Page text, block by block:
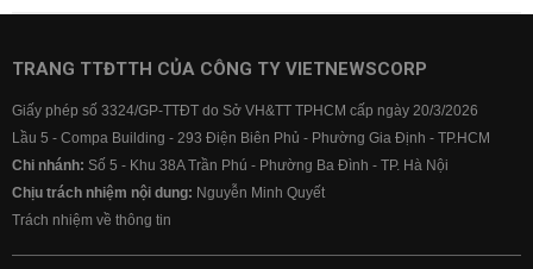
TRANG TTĐTTH CỦA CÔNG TY VIETNEWSCORP
Giấy phép số 3324/GP-TTĐT do Sở VH&TT TPHCM cấp ngày 20/3/2026
Lầu 5 - Compa Building - 293 Điện Biên Phủ - Phường Gia Định - TP.HCM
Chi nhánh: Số 5 - Khu 38A Trần Phú - Phường Ba Đình - TP. Hà Nội
Chịu trách nhiệm nội dung: Nguyễn Minh Quyết
Trách nhiệm về thông tin